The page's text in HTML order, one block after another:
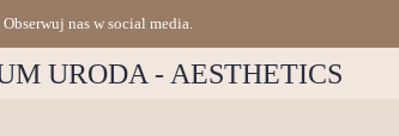
nas w social media.